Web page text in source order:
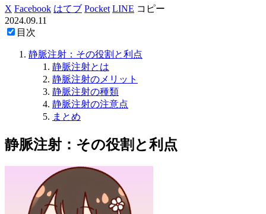
X Facebook はてブ Pocket LINE コピー
2024.09.11
目次
静脈注射：その役割と利点
静脈注射とは
静脈注射のメリット
静脈注射の種類
静脈注射の注意点
まとめ
静脈注射：その役割と利点